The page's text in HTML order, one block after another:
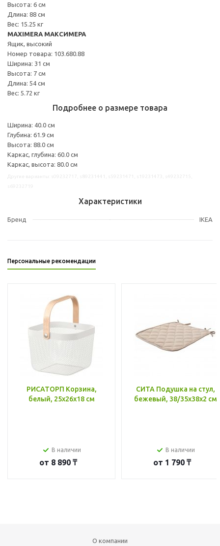
Высота: 6 см
Длина: 88 см
Вес: 15.25 кг
MAXIMERA МАКСИМЕРА
Ящик, высокий
Номер товара: 103.680.88
Ширина: 31 см
Высота: 7 см
Длина: 54 см
Вес: 5.72 кг
Подробнее о размере товара
Ширина: 40.0 см
Глубина: 61.9 см
Высота: 88.0 см
Каркас, глубина: 60.0 см
Каркас, высота: 80.0 см
Характеристики
Бренд IKEA
Персональные рекомендации
РИСАТОРП Корзина,
белый, 25x26x18 см
В наличии
от 8 890 ₸
СИТА Подушка на стул,
бежевый, 38/35x38x2 см
В наличии
от 1 790 ₸
О компании